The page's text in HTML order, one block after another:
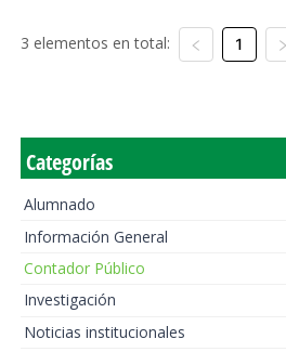
3 elementos en total: 1
Categorías
Alumnado
Información General
Contador Público
Investigación
Noticias institucionales